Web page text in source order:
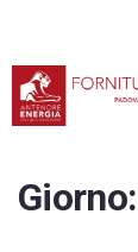
Giorno: